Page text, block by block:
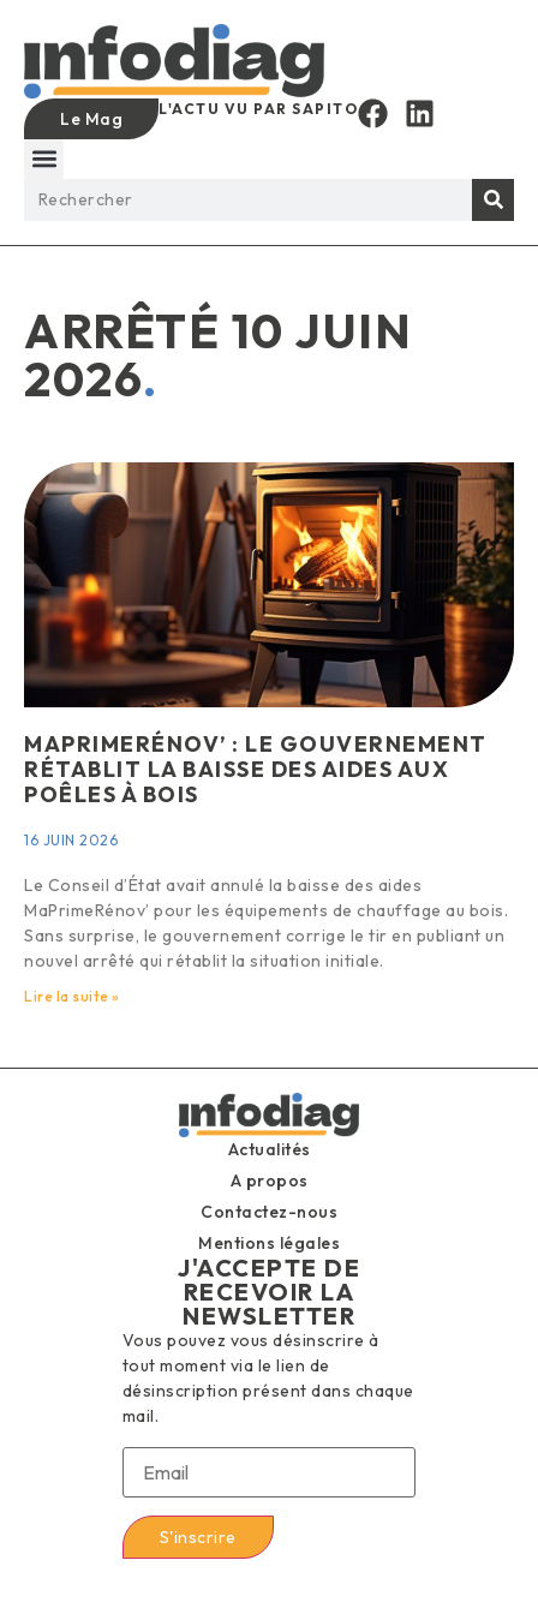
Le Mag L'ACTU VU PAR SAPITO
ARRÊTÉ 10 JUIN
2026.
MAPRIMERÉNOV’ : LE GOUVERNEMENT
RÉTABLIT LA BAISSE DES AIDES AUX
POÊLES À BOIS
16 JUIN 2026
Le Conseil d’État avait annulé la baisse des aides
MaPrimeRénov’ pour les équipements de chauffage au bois.
Sans surprise, le gouvernement corrige le tir en publiant un
nouvel arrêté qui rétablit la situation initiale.
Lire la suite »
Actualités
A propos
Contactez-nous
Mentions légales
J'ACCEPTE DE
RECEVOIR LA
NEWSLETTER
Vous pouvez vous désinscrire à
tout moment via le lien de
désinscription présent dans chaque
mail.